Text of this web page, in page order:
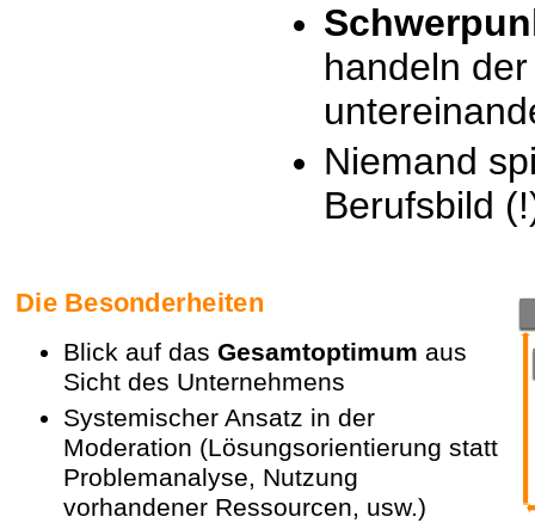
handeln der
Niemand
Berufsbild
Die Besonderheiten
Blick auf das Gesamtoptimum aus
Sicht des Unternehmens
Systemischer Ansatz in der
Moderation (Lösungsorientierung statt
Problemanalyse, Nutzung
vorhandener Ressourcen, usw.)